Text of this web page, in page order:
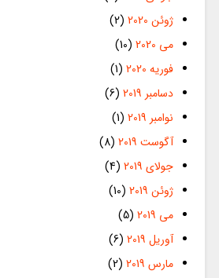
ژوئن 2020
(2)
می 2020
(10)
فوریه 2020
(1)
دسامبر 2019
(6)
نوامبر 2019
(1)
آگوست 2019
(8)
جولای 2019
(4)
ژوئن 2019
(10)
می 2019
(5)
آوریل 2019
(6)
مارس 2019
(2)